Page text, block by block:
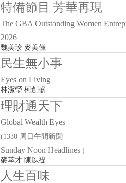
特備節目 芳華再現
The GBA Outstanding Women
2026
魏美珍 麥美儀
民生無小事
Eyes on Living
林潔瑩 柯創盛
理財通天下
Global Wealth Eyes
(1330 周日午間新聞
Sunday Noon Headlines )
麥萃才 陳以禔
人生百味